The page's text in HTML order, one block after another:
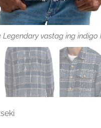
Legendary vastag ing indigo
vastag ing indigo